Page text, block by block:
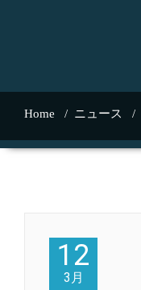
Home / ニュース /
12
3月